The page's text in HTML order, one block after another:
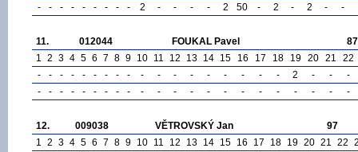
-
- - - - - - - - 2 - - - - 2 50 - 2 - 2 - -
11. 012044 FOUKAL Pavel
87
1 2 3 4 5 6 7 8 9 10 11 12 13 14 15 16 17 18 19 20 21
22
-
- - - - - - - - - - - - - - - - - 2 - -
-
-
- - - - - - - - - - - - - - - - - - - - -
12. 009038 VĚTROVSKÝ Jan
97
1 2 3 4 5 6 7 8 9 10 11 12 13 14 15 16 17 18 19 20 21 22